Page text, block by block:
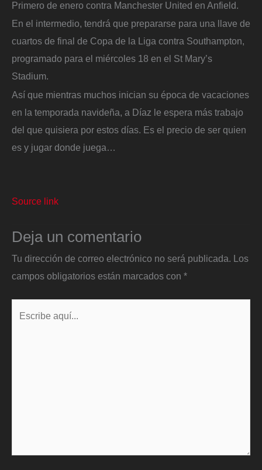
Primero de enero contra Manchester United en Anfield.
En el intermedio, tendrá que prepararse para una llave de
cuartos de final de Copa de la Liga contra Southampton,
programado para el miércoles 18 en el St Mary’s
Stadium.
Así que mientras muchos inician su época de vacaciones
en la temporada navideña, a Díaz le espera más trabajo
del que quisiera por estos días. Es el precio de ser quien
es y jugar donde juega…
Source link
Deja un comentario
Tu dirección de correo electrónico no será publicada.
Los
campos obligatorios están marcados con *